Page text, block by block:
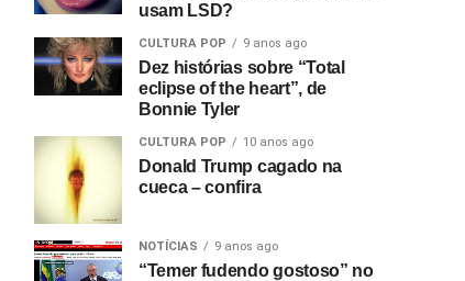
usam LSD?
CULTURA POP 9 anos ago
Dez histórias sobre “Total
eclipse of the heart”, de
Bonnie Tyler
CULTURA POP 10 anos ago
Donald Trump cagado na
cueca – confira
NOTÍCIAS 9 anos ago
“Temer fudendo gostoso” no